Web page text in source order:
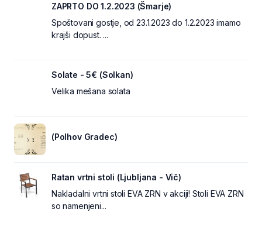
ZAPRTO DO 1.2.2023 (Šmarje)
Spoštovani gostje, od 23.1.2023 do 1.2.2023 imamo
krajši dopust. ...
Solate - 5€ (Solkan)
Velika mešana solata
(Polhov Gradec)
Ratan vrtni stoli (Ljubljana - Vič)
Nakladalni vrtni stoli EVA ZRN v akciji! Stoli EVA ZRN
so namenjeni...